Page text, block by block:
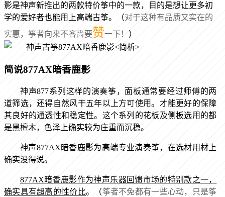
影是神声新推出的两款特价筝中的一款，目的是想让更多初
学的爱好者也能用上高端古筝。（对于这种有品质又实在的
实惠，筝者向来不吝啬要赞一下！ ）
简说877AX暗香鹿影
神声877系列这样的演奏筝，面板通常要经过师傅的两
道筛选，还得自然风干五年以上方可使用。才能更好的保障
其良好的通透性和稳定性。这个系列的花板及侧板选用的都
是黑檀木，色泽上确实较为庄重而沉稳。
神声877AX暗香鹿影为高端专业演奏筝，在选材用材上
确实没得说。
877AX暗香鹿影作为神声乐器回馈市场的特别款之一，
确实具有超高的性价比。（筝者不免都有一些心动，只是筝